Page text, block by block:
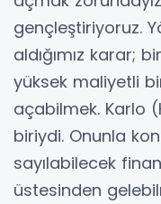
gençleştiriyoruz.
aldığımız karar;
yüksek maliyetli
açabilmek. Karlo
biriydi. Onunla
sayılabilecek
üstesinden